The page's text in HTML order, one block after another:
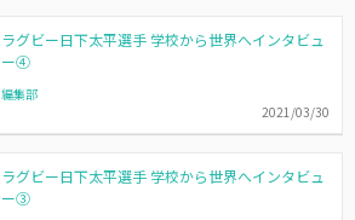
ラグビー日下太平選手 学校から世界へインタビュ
ー④
編集部
2021/03/30
ラグビー日下太平選手 学校から世界へインタビュ
ー③